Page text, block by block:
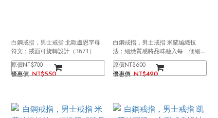
白鋼戒指，男士戒指 北歐盧恩字母
符文；戒面可旋轉設計（3671）
NT$700
NT$550
白鋼戒指，男士戒指 米蘭編織技
法；細緻質感將品味融入每一個細節
（3610 黑色）
NT$600
NT$490